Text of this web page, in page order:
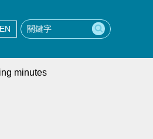
EN
minutes